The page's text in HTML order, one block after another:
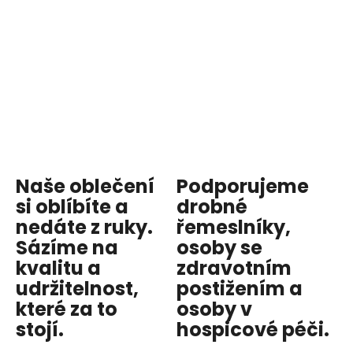
Naše oblečení
si oblíbíte a
nedáte z ruky.
Sázíme na
kvalitu a
udržitelnost,
které za to
stojí.
Podporujeme
drobné
řemeslníky,
osoby se
zdravotním
postižením a
osoby v
hospicové péči.